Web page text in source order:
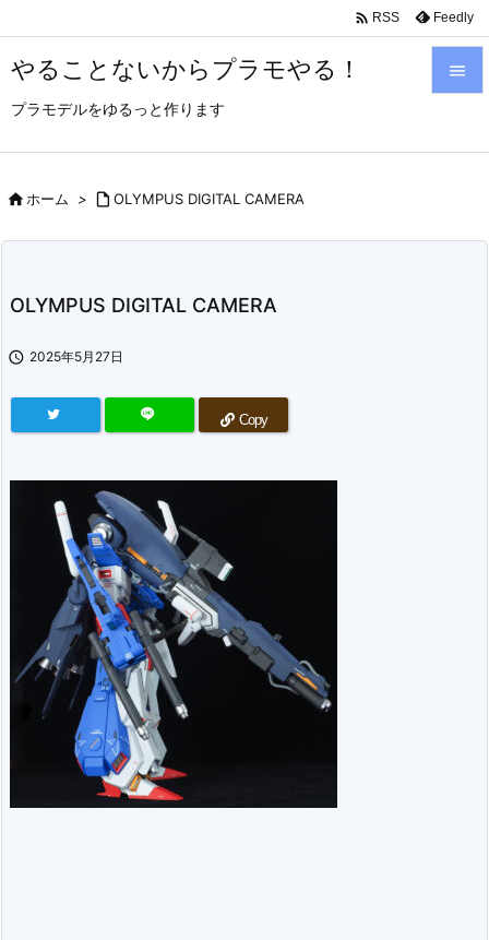
やることないからプラモやる！
プラモデルをゆるっと作ります

 RSS Feedly
ホーム >  OLYMPUS DIGITAL CAMERA
OLYMPUS DIGITAL CAMERA
 2025年5月27日
Copy